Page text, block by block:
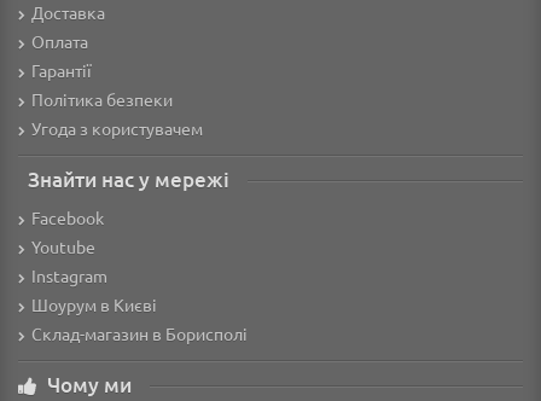
Доставка
Оплата
Гарантії
Політика безпеки
Угода з користувачем
Знайти нас у мережі
Facebook
Youtube
Instagram
Шоурум в Києві
Склад-магазин в Борисполі
Чому ми